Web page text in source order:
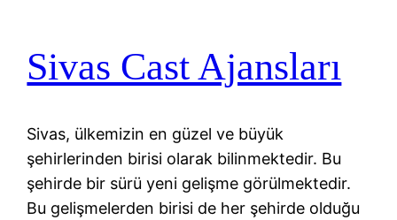
Sivas Cast Ajansları
Sivas, ülkemizin en güzel ve büyük
şehirlerinden birisi olarak bilinmektedir. Bu
şehirde bir sürü yeni gelişme görülmektedir.
Bu gelişmelerden birisi de her şehirde olduğu